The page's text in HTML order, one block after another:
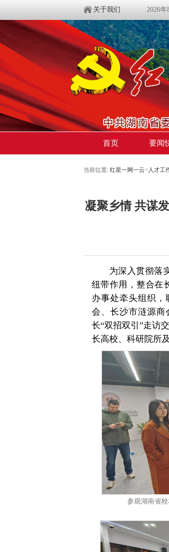
关于我们 2026
首页 要闻
当前位置: 红星一网一云> 人才工
凝聚乡情 共谋
为深入贯彻落
纽带作用，整合在
办事处牵头组织
会、长沙市涟源商
长“双招双引”走访
长高校、科研院所
参观湖南省